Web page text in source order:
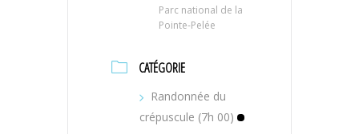
Parc national de la
Pointe-Pelée
CATÉGORIE
Randonnée du
crépuscule (7h 00)